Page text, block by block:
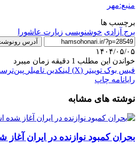
منبع:مهر
برچسب ها
برج آزادی خوشنویسی زیارت عاشورا
آدرس
۱۴۰۴/۰۵/۰۵
خواندن این مطلب 1 دقیقه زمان میبرد
فیس بوک توییتر (X) لینکدین ‫تامبلر
رایانامه چاپ
نوشته های مشابه
بحران کمبود نوازنده در ایران